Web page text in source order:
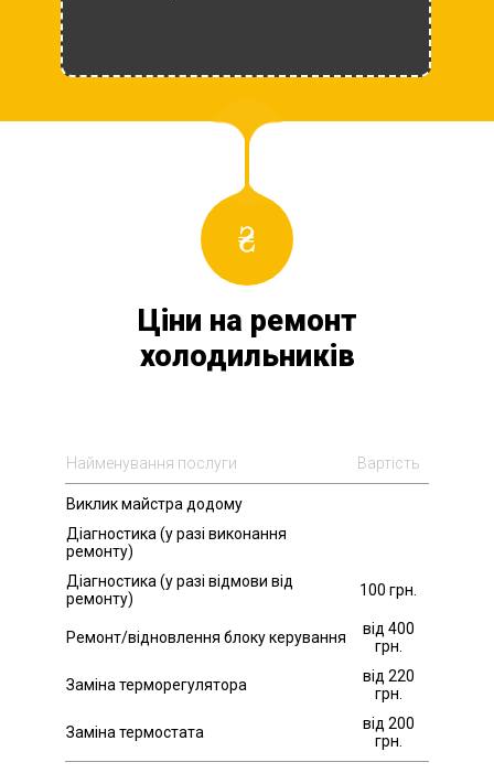
Ціни на ремонт
холодильників
Найменування послуги Вартість
Виклик майстра додому
Діагностика (у разі виконання
ремонту)
Діагностика (у разі відмови від
ремонту)
100 грн.
Ремонт/відновлення блоку керування
від 400
грн.
Заміна терморегулятора
від 220
грн.
Заміна термостата
від 200
грн.